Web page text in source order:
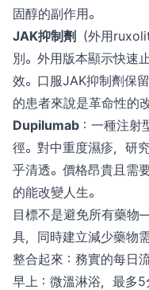
固醇的副作用。
JAK抑制劑 （外用
別。外用版本顯示快
效。口服JAK抑制劑保
的患者來說是革命性的改
Dupilumab ：一種注
徑。對中重度濕疹，研
乎清透。價格昂貴且需
的能改變人生。
目標不是避免所有藥
具，同時建立減少藥物
整合起來：務實的每日
早上：微溫淋浴，最多